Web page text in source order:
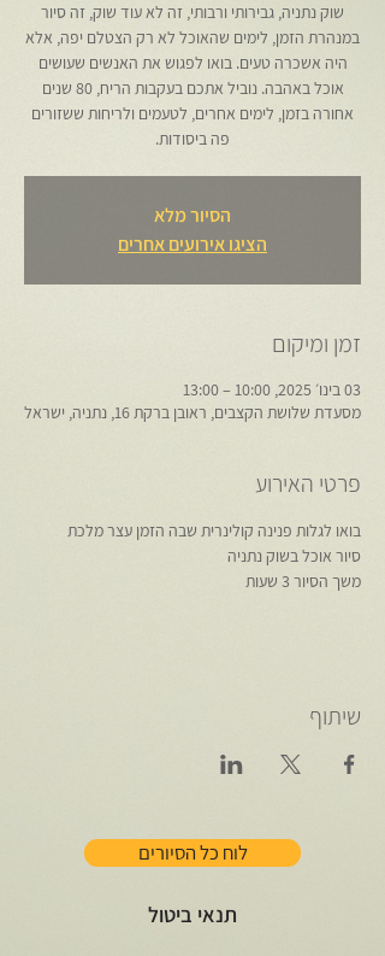
שוק נתניה, גבירותי ורבותי, זה לא עוד שוק, זה סיור
במנהרת הזמן, לימים שהאוכל לא רק הצטלם יפה, אלא
היה אשכרה טעים. בואו לפגוש את האנשים שעושים
אוכל באהבה. נוביל אתכם בעקבות הריח, 80 שנים
אחורה בזמן, לימים אחרים, לטעמים ולריחות ששזורים
פה ביסודות.
הסיור מלא
הציגו אירועים אחרים
זמן ומיקום
03 בינו׳ 2025, 10:00 – 13:00
מסעדת שלושת הקצבים, ראובן ברקת 16, נתניה, ישראל
פרטי האירוע
בואו לגלות פנינה קולינרית שבה הזמן עצר מלכת
סיור אוכל בשוק נתניה
משך הסיור 3 שעות
שיתוף
לוח כל הסיורים
תנאי ביטול